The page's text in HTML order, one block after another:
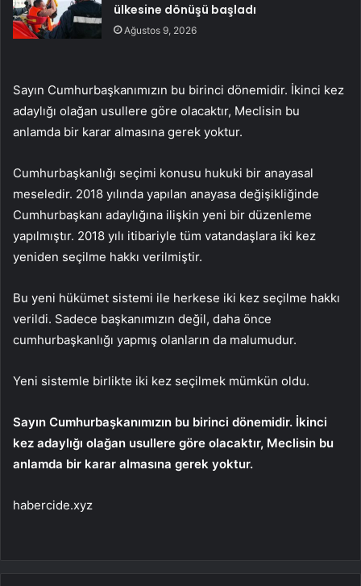
ülkesine dönüşü başladı
Ağustos 9, 2026
Sayın Cumhurbaşkanımızın bu birinci dönemidir. İkinci kez
adaylığı olağan usullere göre olacaktır, Meclisin bu
anlamda bir karar almasına gerek yoktur.
Cumhurbaşkanlığı seçimi konusu hukuki bir anayasal
meseledir. 2018 yılında yapılan anayasa değişikliğinde
Cumhurbaşkanı adaylığına ilişkin yeni bir düzenleme
yapılmıştır. 2018 yılı itibariyle tüm vatandaşlara iki kez
yeniden seçilme hakkı verilmiştir.
Bu yeni hükümet sistemi ile herkese iki kez seçilme hakkı
verildi. Sadece başkanımızın değil, daha önce
cumhurbaşkanlığı yapmış olanların da malumudur.
Yeni sistemle birlikte iki kez seçilmek mümkün oldu.
Sayın Cumhurbaşkanımızın bu birinci dönemidir. İkinci
kez adaylığı olağan usullere göre olacaktır, Meclisin bu
anlamda bir karar almasına gerek yoktur.
habercide.xyz